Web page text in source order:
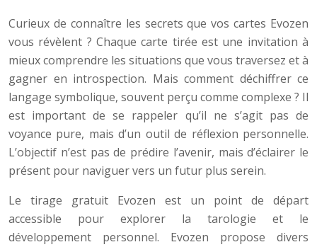
Curieux de connaître les secrets que vos cartes Evozen
vous révèlent ? Chaque carte tirée est une invitation à
mieux comprendre les situations que vous traversez et à
gagner en introspection. Mais comment déchiffrer ce
langage symbolique, souvent perçu comme complexe ? Il
est important de se rappeler qu’il ne s’agit pas de
voyance pure, mais d’un outil de réflexion personnelle.
L’objectif n’est pas de prédire l’avenir, mais d’éclairer le
présent pour naviguer vers un futur plus serein.
Le tirage gratuit Evozen est un point de départ
accessible pour explorer la tarologie et le
développement personnel. Evozen propose divers